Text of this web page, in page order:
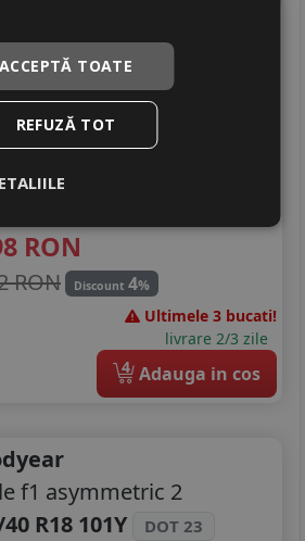
ts 810 s
R18 101V DOT 23
Turisme
C
RON
RON Discount 4%
Ultimele 3 bucati!
livrare 2/3 zile
4 Adauga in cos
f1 asymmetric 2
R18 101Y
DOT 23
ACCEPTĂ TOATE
REFUZĂ TOT